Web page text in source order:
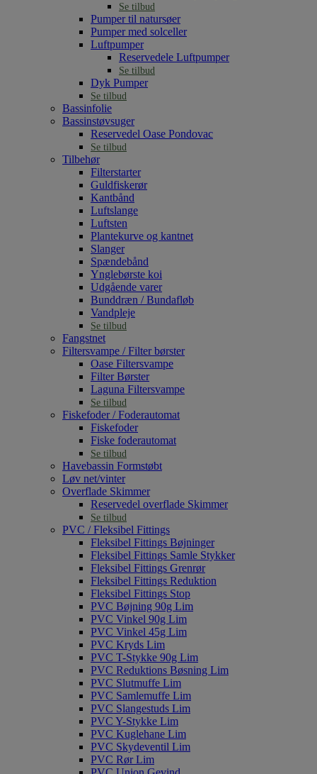
Se tilbud
Pumper til natursøer
Pumper med solceller
Luftpumper
Reservedele Luftpumper
Se tilbud
Dyk Pumper
Se tilbud
Bassinfolie
Bassinstøvsuger
Reservedel Oase Pondovac
Se tilbud
Tilbehør
Filterstarter
Guldfiskerør
Kantbånd
Luftslange
Luftsten
Plantekurve og kantnet
Slanger
Spændebånd
Ynglebørste koi
Udgående varer
Bunddræn / Bundafløb
Vandpleje
Se tilbud
Fangstnet
Filtersvampe / Filter børster
Oase Filtersvampe
Filter Børster
Laguna Filtersvampe
Se tilbud
Fiskefoder / Foderautomat
Fiskefoder
Fiske foderautomat
Se tilbud
Havebassin Formstøbt
Løv net/vinter
Overflade Skimmer
Reservedel overflade Skimmer
Se tilbud
PVC / Fleksibel Fittings
Fleksibel Fittings Bøjninger
Fleksibel Fittings Samle Stykker
Fleksibel Fittings Grenrør
Fleksibel Fittings Reduktion
Fleksibel Fittings Stop
PVC Bøjning 90g Lim
PVC Vinkel 90g Lim
PVC Vinkel 45g Lim
PVC Kryds Lim
PVC T-Stykke 90g Lim
PVC Reduktions Bøsning Lim
PVC Slutmuffe Lim
PVC Samlemuffe Lim
PVC Slangestuds Lim
PVC Y-Stykke Lim
PVC Kuglehane Lim
PVC Skydeventil Lim
PVC Rør Lim